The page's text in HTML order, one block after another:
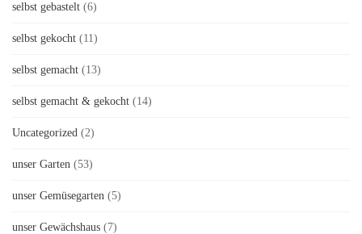
selbst gebastelt (6)
selbst gekocht (11)
selbst gemacht (13)
selbst gemacht & gekocht (14)
Uncategorized (2)
unser Garten (53)
unser Gemüsegarten (5)
unser Gewächshaus (7)